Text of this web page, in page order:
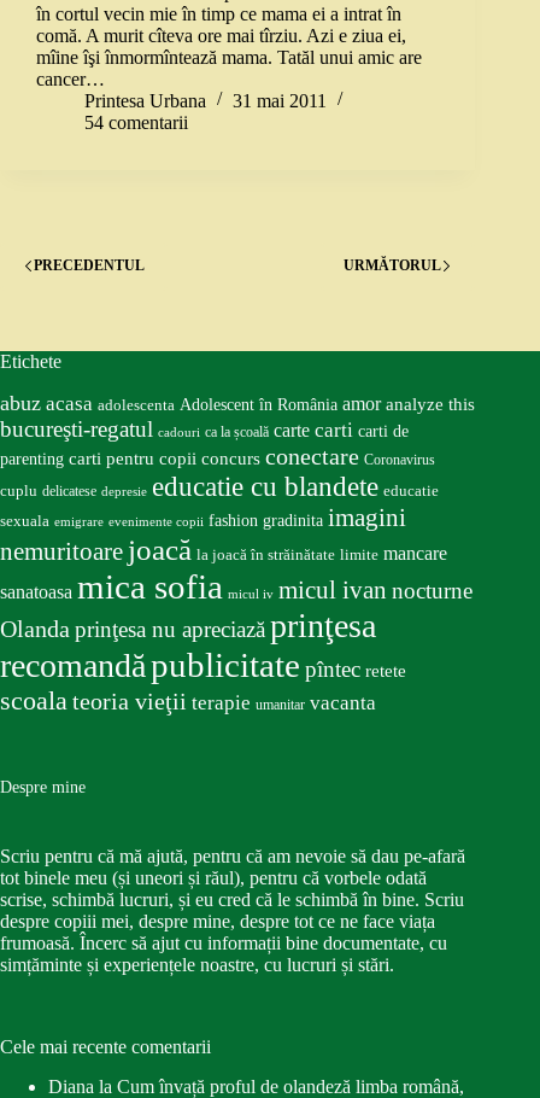
în cortul vecin mie în timp ce mama ei a intrat în
comă. A murit cîteva ore mai tîrziu. Azi e ziua ei,
mîine îşi înmormîntează mama. Tatăl unui amic are
cancer…
Printesa Urbana
31 mai 2011
54 comentarii
PRECEDENTUL URMĂTORUL
Etichete
abuz acasa adolescenta Adolescent în România amor analyze this
bucureşti-regatul cadouri ca la școală carte carti carti de
parenting carti pentru copii concurs conectare Coronavirus
cuplu delicatese depresie educatie cu blandete educatie
sexuala emigrare evenimente copii fashion gradinita imagini
nemuritoare joacă la joacă în străinătate limite mancare
sanatoasa mica sofia micul iv micul ivan nocturne
Olandaprinţesa nu apreciazăprinţesa
recomandăpublicitate pîntec retete
scoalateoria vieţii terapie umanitar vacanta
Despre mine
Scriu pentru că mă ajută, pentru că am nevoie să dau pe-afară
tot binele meu (și uneori și răul), pentru că vorbele odată
scrise, schimbă lucruri, și eu cred că le schimbă în bine. Scriu
despre copiii mei, despre mine, despre tot ce ne face viața
frumoasă. Încerc să ajut cu informații bine documentate, cu
simțăminte și experiențele noastre, cu lucruri și stări.
Cele mai recente comentarii
Diana la Cum învață proful de olandeză limba română,